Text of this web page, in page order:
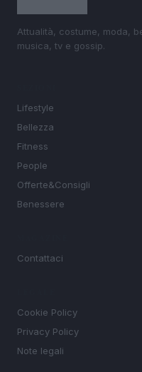
Attualità, costume, moda,
musica, tv e gossip.
Lifestyle
Bellezza
Fitness
People
Offerte&Consigli
Benessere
Contattaci
Cookie Policy
Privacy Policy
Note legali